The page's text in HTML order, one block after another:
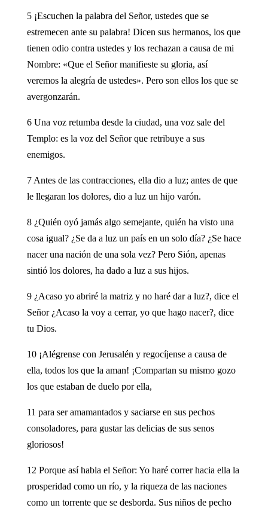
5 ¡Escuchen la palabra del Señor, ustedes que se
estremecen ante su palabra! Dicen sus hermanos, los que
tienen odio contra ustedes y los rechazan a causa de mi
Nombre: «Que el Señor manifieste su gloria, así
veremos la alegría de ustedes». Pero son ellos los que se
avergonzarán.
6 Una voz retumba desde la ciudad, una voz sale del
Templo: es la voz del Señor que retribuye a sus
enemigos.
7 Antes de las contracciones, ella dio a luz; antes de que
le llegaran los dolores, dio a luz un hijo varón.
8 ¿Quién oyó jamás algo semejante, quién ha visto una
cosa igual? ¿Se da a luz un país en un solo día? ¿Se hace
nacer una nación de una sola vez? Pero Sión, apenas
sintió los dolores, ha dado a luz a sus hijos.
9 ¿Acaso yo abriré la matriz y no haré dar a luz?, dice el
Señor ¿Acaso la voy a cerrar, yo que hago nacer?, dice
tu Dios.
10 ¡Alégrense con Jerusalén y regocíjense a causa de
ella, todos los que la aman! ¡Compartan su mismo gozo
los que estaban de duelo por ella,
11 para ser amamantados y saciarse en sus pechos
consoladores, para gustar las delicias de sus senos
gloriosos!
12 Porque así habla el Señor: Yo haré correr hacia ella la
prosperidad como un río, y la riqueza de las naciones
como un torrente que se desborda. Sus niños de pecho